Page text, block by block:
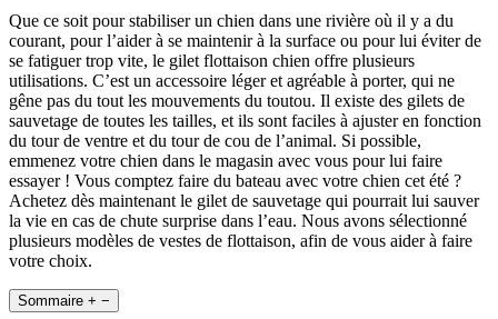
Que ce soit pour stabiliser un chien dans une rivière où il y a du
courant, pour l’aider à se maintenir à la surface ou pour lui éviter de
se fatiguer trop vite, le gilet flottaison chien offre plusieurs
utilisations. C’est un accessoire léger et agréable à porter, qui ne
gêne pas du tout les mouvements du toutou. Il existe des gilets de
sauvetage de toutes les tailles, et ils sont faciles à ajuster en fonction
du tour de ventre et du tour de cou de l’animal. Si possible,
emmenez votre chien dans le magasin avec vous pour lui faire
essayer ! Vous comptez faire du bateau avec votre chien cet été ?
Achetez dès maintenant le gilet de sauvetage qui pourrait lui sauver
la vie en cas de chute surprise dans l’eau. Nous avons sélectionné
plusieurs modèles de vestes de flottaison, afin de vous aider à faire
votre choix.
Sommaire + −